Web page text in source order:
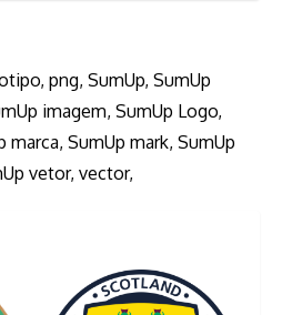
png, SumUp, SumUp
imagem, SumUp Logo,
SumUp mark, SumUp
vetor, vector,